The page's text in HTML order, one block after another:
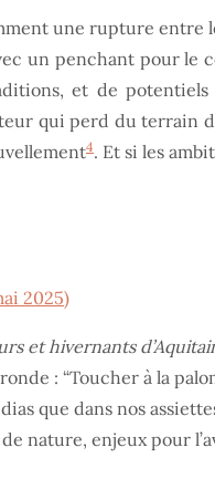
une rupture entre
un penchant pour le
et de
qui perd du terrain
4. Et si les
2025)
et hivernants
: “Toucher à la
que dans nos
nature, enjeux pour